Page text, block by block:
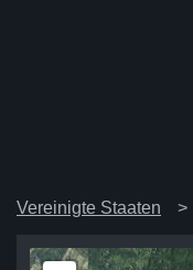
Vereinigte Staaten